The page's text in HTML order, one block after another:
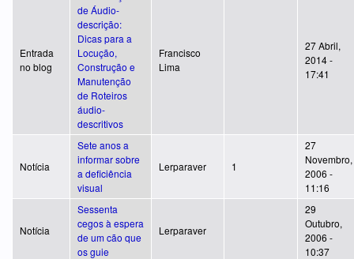
Entrada
no blog
de Áudio-
descrição:
Dicas para a
Locução,
Construção e
Manutenção
de Roteiros
áudio-
descritivos
Francisco
Lima
27 Abril,
2014 -
17:41
Notícia
Sete anos a
informar sobre
a deficiência
visual
Lerparaver 1
27
Novembro,
2006 -
11:16
Notícia
Sessenta
cegos à espera
de um cão que
os guie
Lerparaver
29
Outubro,
2006 -
10:37